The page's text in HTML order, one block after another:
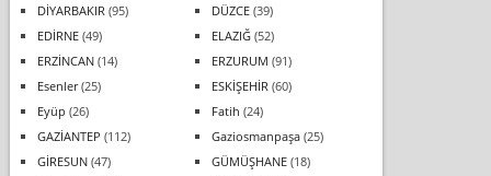
DİYARBAKIR (95) DÜZCE(39)
EDİRNE(49) ELAZIĞ(52)
ERZİNCAN(14) ERZURUM (91)
Esenler(25) ESKİŞEHİR (60)
Eyüp (26) Fatih (24)
GAZİANTEP (112) Gaziosmanpaşa(25)
GİRESUN(47) GÜMÜŞHANE(18)